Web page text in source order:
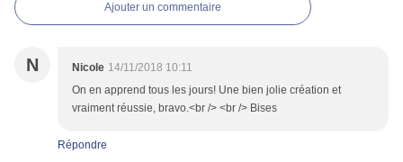
Ajouter un commentaire
N Nicole 14/11/2018 10:11
On en apprend tous les jours! Une bien jolie création et
vraiment réussie, bravo.<br /> <br /> Bises
Répondre